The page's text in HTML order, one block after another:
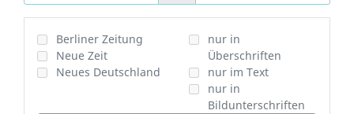
Berliner Zeitung
Neue Zeit
Neues Deutschland
nur in
Überschriften
nur im Text
nur in
Bildunterschriften